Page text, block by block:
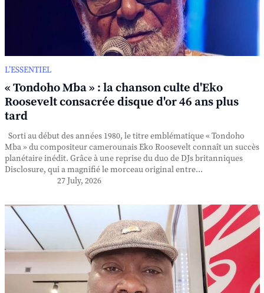
L’ESSENTIEL
« Tondoho Mba » : la chanson culte d'Eko
Roosevelt consacrée disque d'or 46 ans plus
tard
Sorti au début des années 1980, le titre emblématique « Tondoho
Mba » du compositeur camerounais Eko Roosevelt connaît un succès
planétaire inédit. Grâce à une reprise du duo de DJs britanniques
Disclosure, qui a magnifié le morceau original entre...
27 July, 2026